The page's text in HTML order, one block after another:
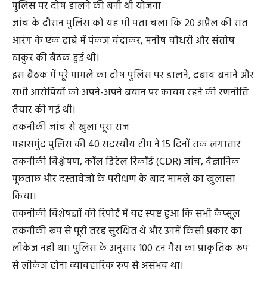
पुलिस पर दोष डालने की बनी थी योजना
जांच के दौरान पुलिस को यह भी पता चला कि 20 अप्रैल की रात
आरंग के एक ढाबे में पंकज चंद्राकर, मनीष चौधरी और संतोष
ठाकुर की बैठक हुई थी।
इस बैठक में पूरे मामले का दोष पुलिस पर डालने, दबाव बनाने और
सभी आरोपियों को अपने-अपने बयान पर कायम रहने की रणनीति
तैयार की गई थी।
तकनीकी जांच से खुला पूरा राज
महासमुंद पुलिस की 40 सदस्यीय टीम ने 15 दिनों तक लगातार
तकनीकी विश्लेषण, कॉल डिटेल रिकॉर्ड (CDR) जांच, वैज्ञानिक
पूछताछ और दस्तावेजों के परीक्षण के बाद मामले का खुलासा
किया।
तकनीकी विशेषज्ञों की रिपोर्ट में यह स्पष्ट हुआ कि सभी कैप्सूल
तकनीकी रूप से पूरी तरह सुरक्षित थे और उनमें किसी प्रकार का
लीकेज नहीं था। पुलिस के अनुसार 100 टन गैस का प्राकृतिक रूप
से लीकेज होना व्यावहारिक रूप से असंभव था।